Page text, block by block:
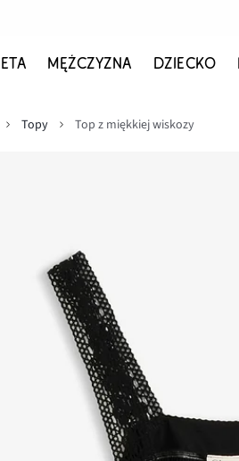
MĘŻCZYZNA DZIECKO
Topy Top z miękkiej wiskozy